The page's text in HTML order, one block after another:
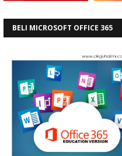
BELI MICROSOFT OFFICE 365